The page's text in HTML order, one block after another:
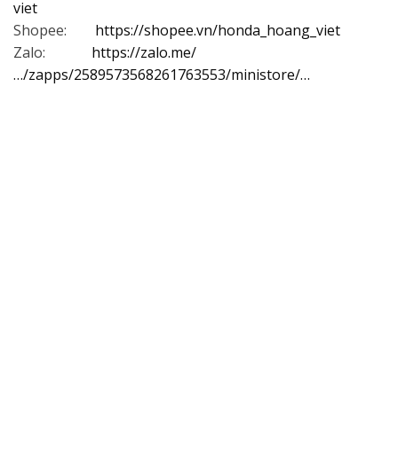
viet
Shopee: https://shopee.vn/honda_hoang_viet
Zalo: https://zalo.me/
…/zapps/2589573568261763553/ministore/…